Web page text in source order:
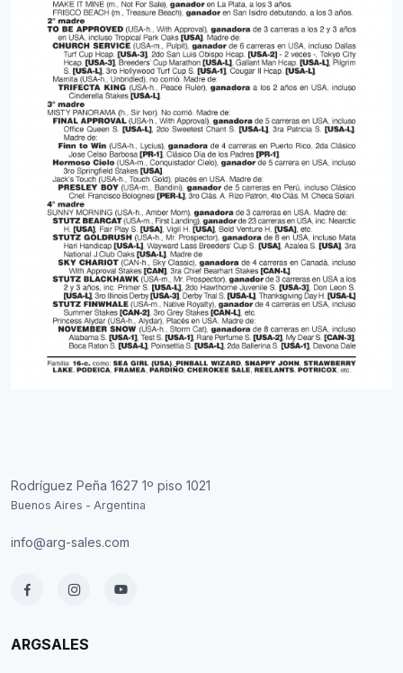
Rodríguez Peña 1627 1º piso 1021
Buenos Aires - Argentina
info@arg-sales.com
ARGSALES